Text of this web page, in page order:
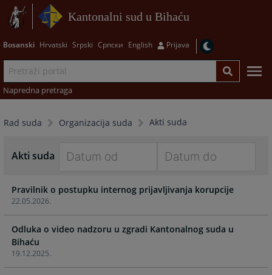
Kantonalni sud u Bihaću
Bosanski Hrvatski Srpski Српски English Prijava
Napredna pretraga
Rad suda Organizacija suda Akti suda
Akti suda
forward
interact
with
and
forward
interact
with
and
22.05.2026.
Pravilnik o postupku internog prijavljivanja korupcije
19.12.2025.
Odluka o video nadzoru u zgradi Kantonalnog suda u
Bihaću